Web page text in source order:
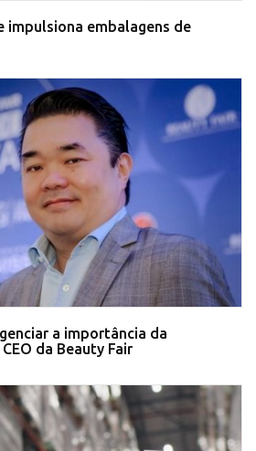
impulsiona embalagens de
a importância da
da Beauty Fair